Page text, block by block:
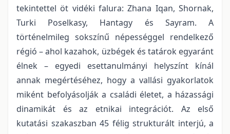
tekintettel öt vidéki falura: Zhana Iqan, Shornak,
Turki Poselkasy, Hantagy és Sayram. A
történelmileg sokszínű népességgel rendelkező
régió – ahol kazahok, üzbégek és tatárok egyaránt
élnek – egyedi esettanulmányi helyszínt kínál
annak megértéséhez, hogy a vallási gyakorlatok
miként befolyásolják a családi életet, a házassági
dinamikát és az etnikai integrációt. Az első
kutatási szakaszban 45 félig strukturált interjú, a